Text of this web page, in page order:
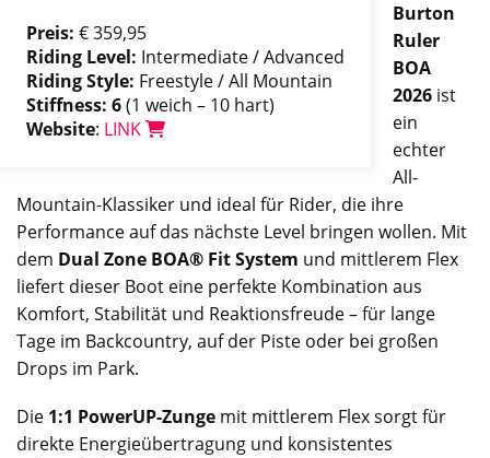
Preis: € 359,95
Riding Level: Intermediate / Advanced
Riding Style: Freestyle / All Mountain
Stiffness: 6(1 weich – 10 hart)
Website: LINK
Burton
Ruler
BOA
2026 ist
ein
echter
All-
Mountain-Klassiker und ideal für Rider, die ihre
Performance auf das nächste Level bringen wollen. Mit
dem Dual Zone BOA® Fit System und mittlerem Flex
liefert dieser Boot eine perfekte Kombination aus
Komfort, Stabilität und Reaktionsfreude – für lange
Tage im Backcountry, auf der Piste oder bei großen
Drops im Park.
Die 1:1 PowerUP-Zunge mit mittlerem Flex sorgt für
direkte Energieübertragung und konsistentes